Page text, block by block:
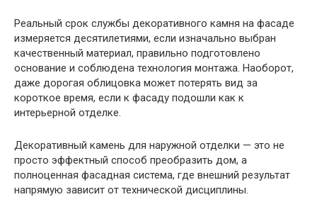
Реальный срок службы декоративного камня на фасаде
измеряется десятилетиями, если изначально выбран
качественный материал, правильно подготовлено
основание и соблюдена технология монтажа. Наоборот,
даже дорогая облицовка может потерять вид за
короткое время, если к фасаду подошли как к
интерьерной отделке.
Декоративный камень для наружной отделки — это не
просто эффектный способ преобразить дом, а
полноценная фасадная система, где внешний результат
напрямую зависит от технической дисциплины.